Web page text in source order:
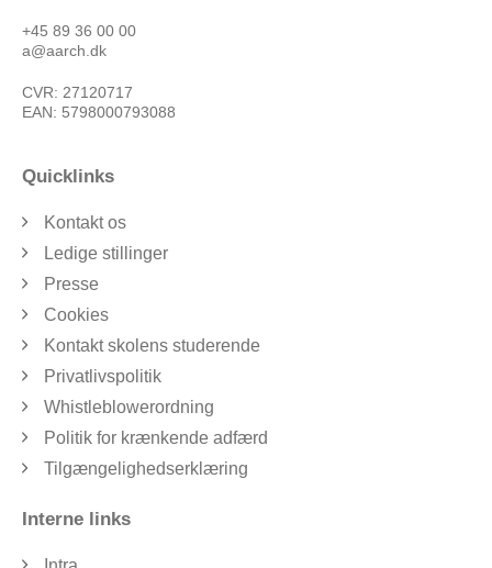
+45 89 36 00 00
a@aarch.dk
CVR: 27120717
EAN: 5798000793088
Quicklinks
Kontakt os
Ledige stillinger
Presse
Cookies
Kontakt skolens studerende
Privatlivspolitik
Whistleblowerordning
Politik for krænkende adfærd
Tilgængelighedserklæring
Interne links